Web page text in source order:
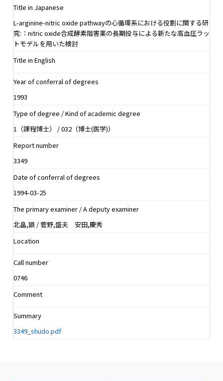
Title in Japanese
L-arginine-nitric oxide pathwayの心循環系における役割に関する研
究:：nitric oxide合成酵素阻害薬の長期投与による新たな高血圧ラッ
トモデルを用いた検討
Title in English
Year of conferral of degrees
1993
Type of degree / Kind of academic degree
1（課程博士） / 032（博士(医学)）
Report number
3349
Date of conferral of degrees
1994-03-25
The primary examiner / A deputy examiner
北畠,顕 / 菅野,盛夫 安田,慶秀
Location
Call number
0746
Comment
Summary
3349_shudo.pdf